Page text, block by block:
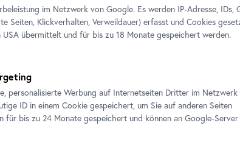
THE
Nicolas Jasmin, Untitled (Random Grid Nr.9), 2015
Courtesy der Künstler und Croy Nielsen, Wien
Nicolas
2018
im Netzwerk von Google. Es werden IP-Adresse, IDs,
Seiten, Klickverhalten, Verweildauer) erfasst und Cookies
übermittelt und für bis zu 18 Monate gespeichert werden.
personalisierte Werbung auf Internetseiten Dritter im
ID in einem Cookie gespeichert, um Sie auf anderen Seiten
für bis zu 24 Monate gespeichert und können an Google-Server